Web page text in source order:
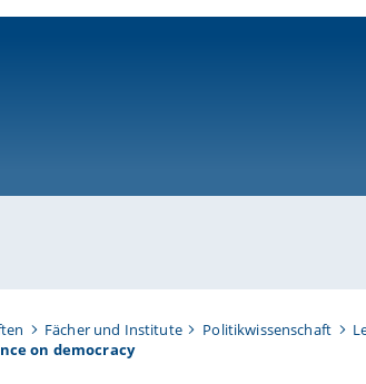
Fächer und Institute Politikwissenschaft
on democracy